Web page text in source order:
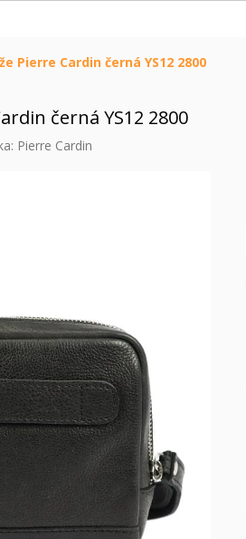
Pierre Cardin černá YS12 2800
černá YS12 2800
Pierre Cardin